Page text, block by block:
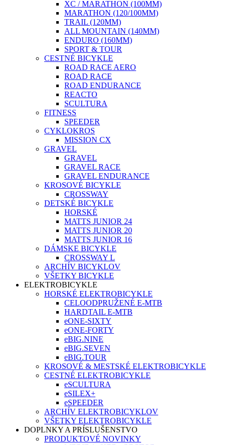
XC / MARATHON (100MM)
MARATHON (120/100MM)
TRAIL (120MM)
ALL MOUNTAIN (140MM)
ENDURO (160MM)
SPORT & TOUR
CESTNÉ BICYKLE
ROAD RACE AERO
ROAD RACE
ROAD ENDURANCE
REACTO
SCULTURA
FITNESS
SPEEDER
CYKLOKROS
MISSION CX
GRAVEL
GRAVEL
GRAVEL RACE
GRAVEL ENDURANCE
KROSOVÉ BICYKLE
CROSSWAY
DETSKÉ BICYKLE
HORSKÉ
MATTS JUNIOR 24
MATTS JUNIOR 20
MATTS JUNIOR 16
DÁMSKE BICYKLE
CROSSWAY L
ARCHÍV BICYKLOV
VŠETKY BICYKLE
ELEKTROBICYKLE
HORSKÉ ELEKTROBICYKLE
CELOODPRUŽENÉ E-MTB
HARDTAIL E-MTB
eONE-SIXTY
eONE-FORTY
eBIG.NINE
eBIG.SEVEN
eBIG.TOUR
KROSOVÉ & MESTSKÉ ELEKTROBICYKLE
CESTNÉ ELEKTROBICYKLE
eSCULTURA
eSILEX+
eSPEEDER
ARCHÍV ELEKTROBICYKLOV
VŠETKY ELEKTROBICYKLE
DOPLNKY A PRÍSLUŠENSTVO
PRODUKTOVÉ NOVINKY